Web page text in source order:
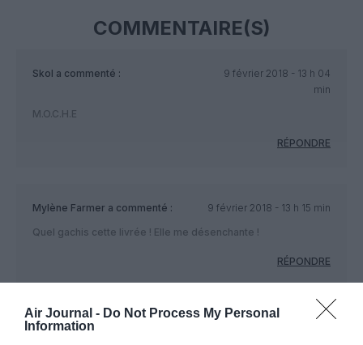
Air Journal - Do Not Process My Personal
Information
COMMENTAIRE(S)
Skol a commenté :
9 février 2018 - 13 h 04
min
M.O.C.H.E
RÉPONDRE
Mylène Farmer a commenté :
9 février 2018 - 13 h 15 min
Quel gachis cette livrée ! Elle me désenchante !
RÉPONDRE
Peta commenté :